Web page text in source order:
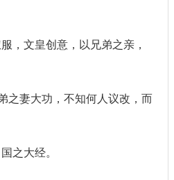
，文皇创意，以兄弟之亲，
之妻大功，不知何人议改，而
之大经。